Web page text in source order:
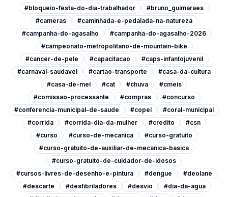
#bloqueio-festa-do-dia-trabalhador
#bruno_guimaraes
#cameras
#caminhada-e-pedalada-na-natureza
#campanha-do-agasalho
#campanha-do-agasalho-2026
#campeonato-metropolitano-de-mountain-bike
#cancer-de-pele
#capacitacao
#caps-infantojuvenil
#carnaval-saudavel
#cartao-transporte
#casa-da-cultura
#casa-de-mel
#cat #chuva
#cmeis
#comissao-processante
#compras
#concurso
#conferencia-municipal-de-saude
#copel
#coral-municipal
#corrida
#corrida-dia-da-mulher #credito
#csn
#curso
#curso-de-mecanica
#curso-gratuito
#curso-gratuito-de-auxiliar-de-mecanica-basica
#curso-gratuito-de-cuidador-de-idosos
#cursos-livres-de-desenho-e-pintura
#dengue
#deolane
#descarte
#desfibriladores #desvio
#dia-da-agua